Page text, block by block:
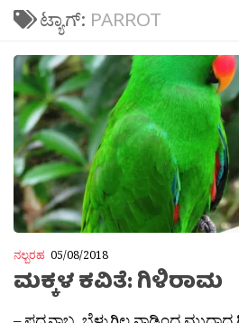
ಟ್ಯಾಗ್: PARROT
ನಲ್ಬರಹ 05/08/2018
ಮಕ್ಕಳ ಕವಿತೆ: ಗಿಳಿರಾಮ